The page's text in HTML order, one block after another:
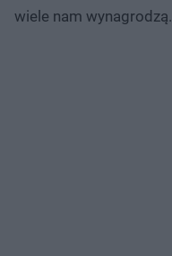
wiele nam wynagrodzą.